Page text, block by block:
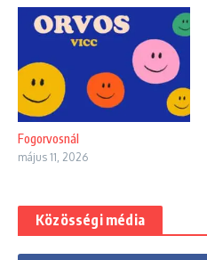
Fogorvosnál
május 11, 2026
Közösségi média